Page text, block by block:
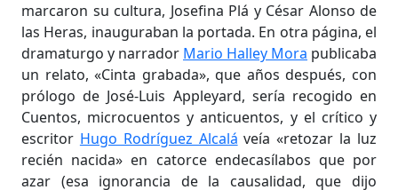
marcaron su cultura, Josefina Plá y César Alonso de
las Heras, inauguraban la portada. En otra página, el
dramaturgo y narrador Mario Halley Mora publicaba
un relato, «Cinta grabada», que años después, con
prólogo de José-Luis Appleyard, sería recogido en
Cuentos, microcuentos y anticuentos, y el crítico y
escritor Hugo Rodríguez Alcalá veía «retozar la luz
recién nacida» en catorce endecasílabos que por
azar (esa ignorancia de la causalidad, que dijo